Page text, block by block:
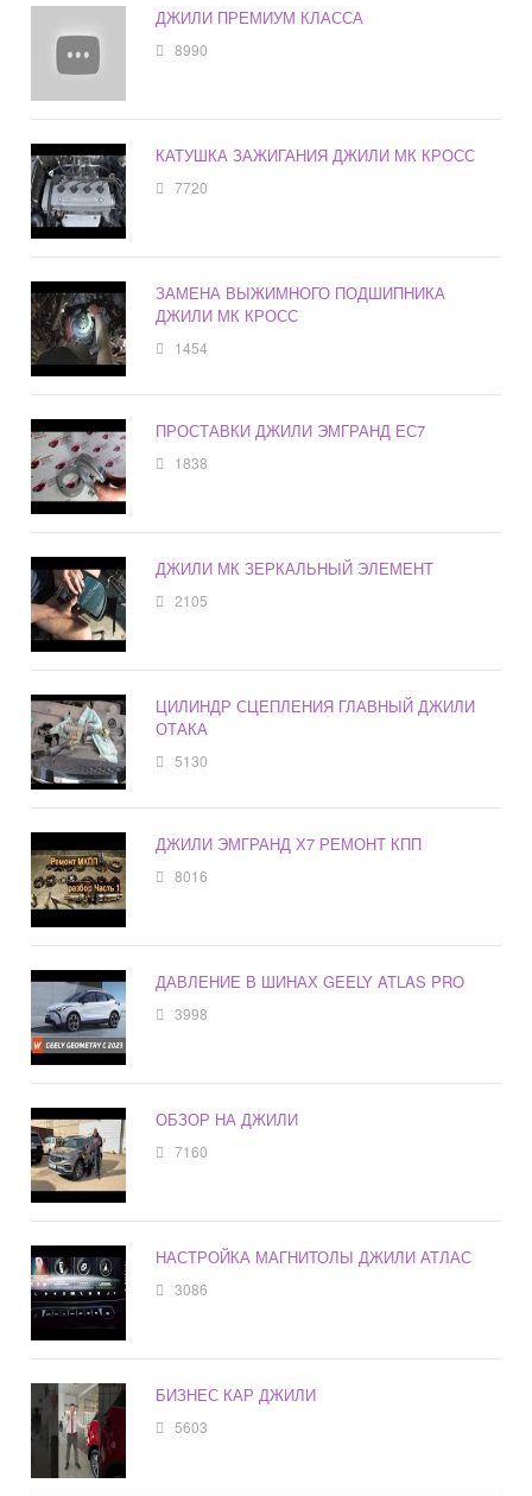
ДЖИЛИ ПРЕМИУМ КЛАССА
8990
КАТУШКА ЗАЖИГАНИЯ ДЖИЛИ МК КРОСС
7720
ЗАМЕНА ВЫЖИМНОГО ПОДШИПНИКА
ДЖИЛИ МК КРОСС
1454
ПРОСТАВКИ ДЖИЛИ ЭМГРАНД ЕС7
1838
ДЖИЛИ МК ЗЕРКАЛЬНЫЙ ЭЛЕМЕНТ
2105
ЦИЛИНДР СЦЕПЛЕНИЯ ГЛАВНЫЙ ДЖИЛИ
ОТАКА
5130
ДЖИЛИ ЭМГРАНД Х7 РЕМОНТ КПП
8016
ДАВЛЕНИЕ В ШИНАХ GEELY ATLAS PRO
3998
ОБЗОР НА ДЖИЛИ
7160
НАСТРОЙКА МАГНИТОЛЫ ДЖИЛИ АТЛАС
3086
БИЗНЕС КАР ДЖИЛИ
5603